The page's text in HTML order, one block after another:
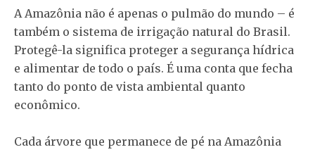
A Amazônia não é apenas o pulmão do mundo – é
também o sistema de irrigação natural do Brasil.
Protegê-la significa proteger a segurança hídrica
e alimentar de todo o país. É uma conta que fecha
tanto do ponto de vista ambiental quanto
econômico.
Cada árvore que permanece de pé na Amazônia